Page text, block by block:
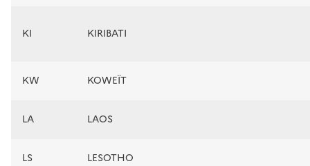
KI KIRIBATI
KW KOWEÏT
LA LAOS
LS LESOTHO